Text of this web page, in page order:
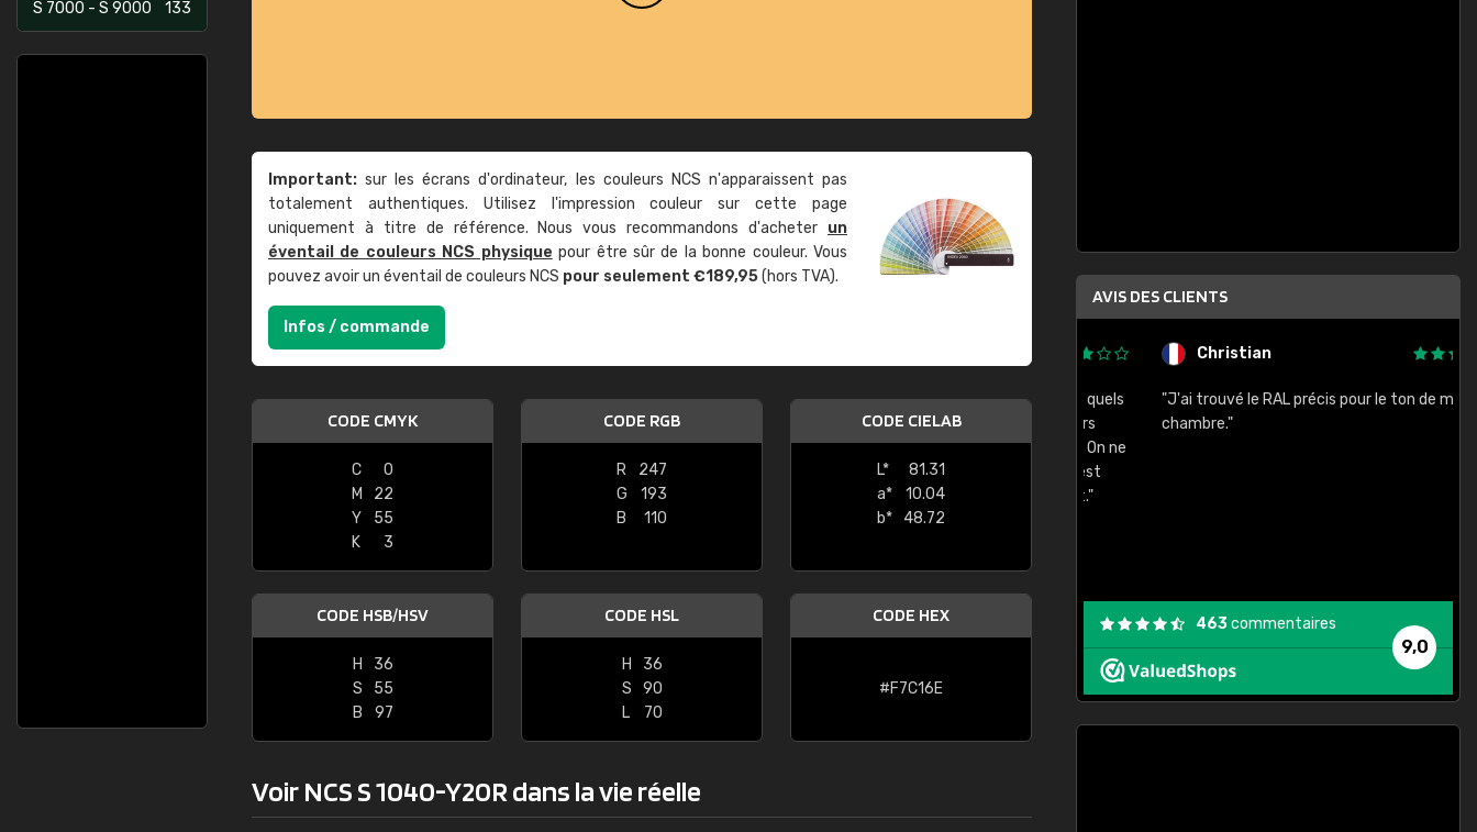
S 7000 - S 9000 133
Important: sur les écrans d'ordinateur, les couleurs NCS n'apparaissent pas
totalement authentiques. Utilisez l'impression couleur sur cette page
uniquement à titre de référence. Nous vous recommandons d'acheter un
éventail de couleurs NCS physique pour être sûr de la bonne couleur. Vous
pouvez avoir un éventail de couleurs NCS pour seulement €189,95(hors TVA).
Infos / commande
CODE CMYK
C
0
M
22
Y
55
K
3
CODE RGB
R
247
G
193
B
110
CODE CIELAB
L*
81.31
a*
10.04
b*
48.72
CODE HSB/HSV
H
36
S
55
B
97
CODE HSL
H
36
S
90
L
70
CODE HEX
#F7C16E
Voir NCS S 1040-Y20R dans la vie réelle
AVIS DES CLIENTS
"Le site ne permet pas de voir clairement quels
sont les produits disponibles. Il y a plusieurs
palettes de couleurs: Classic, Design, etc. On ne
comprend pas qui est quoi. La livraison s'est
bien passé et le produit reçu me convient."
Christian
"J'ai trouvé le RAL précis pour le ton de ma
chambre."
9,0
463commentaires